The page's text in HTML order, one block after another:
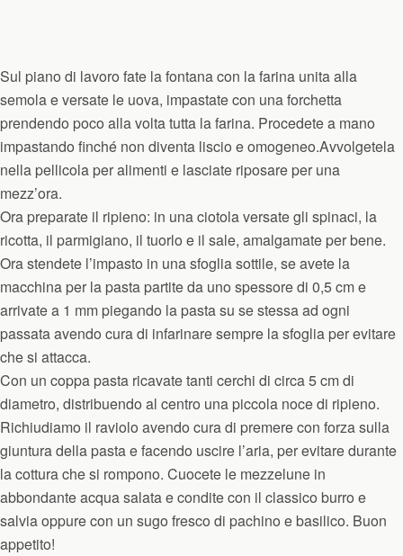
Sul piano di lavoro fate la fontana con la farina unita alla
semola e versate le uova, impastate con una forchetta
prendendo poco alla volta tutta la farina. Procedete a mano
impastando finché non diventa liscio e omogeneo.Avvolgetela
nella pellicola per alimenti e lasciate riposare per una
mezz’ora.
Ora preparate il ripieno: in una ciotola versate gli spinaci, la
ricotta, il parmigiano, il tuorlo e il sale, amalgamate per bene.
Ora stendete l’impasto in una sfoglia sottile, se avete la
macchina per la pasta partite da uno spessore di 0,5 cm e
arrivate a 1 mm piegando la pasta su se stessa ad ogni
passata avendo cura di infarinare sempre la sfoglia per evitare
che si attacca.
Con un coppa pasta ricavate tanti cerchi di circa 5 cm di
diametro, distribuendo al centro una piccola noce di ripieno.
Richiudiamo il raviolo avendo cura di premere con forza sulla
giuntura della pasta e facendo uscire l’aria, per evitare durante
la cottura che si rompono. Cuocete le mezzelune in
abbondante acqua salata e condite con il classico burro e
salvia oppure con un sugo fresco di pachino e basilico. Buon
appetito!